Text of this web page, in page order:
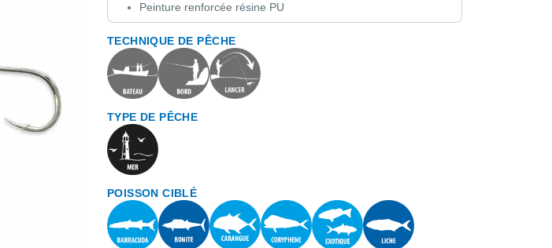
Peinture renforcée résine PU
TECHNIQUE DE PÊCHE
TYPE DE PÊCHE
POISSON CIBLÉ